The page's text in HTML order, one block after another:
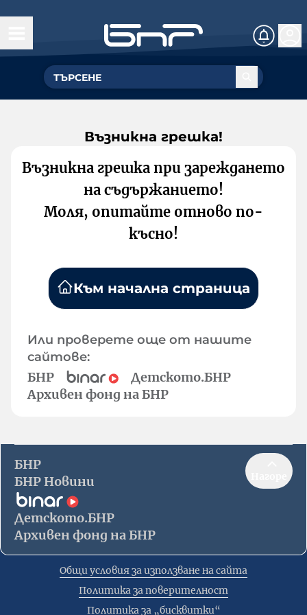
Възникна грешка!
Възникна грешка при зареждането
на съдържанието!
Моля, опитайте отново по-
късно!
Към начална страница
Или проверете още от нашите
сайтове:
БНР
Детското.БНР
Архивен фонд на БНР
БНР
БНР Новини
Детското.БНР
Архивен фонд на БНР
Общи условия за използване на сайта
Политика за поверителност
Политика за „бисквитки“